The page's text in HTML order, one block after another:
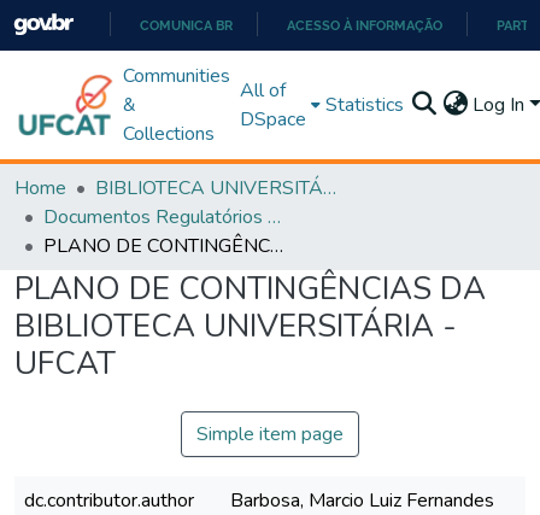
PARA
O
COMUNICA BR ACESSO À INFORMAÇÃO
Communities
&
Collections
All of
DSpace
Statistics Log In
Home
BIBLIOTECA UNIVERSITÁRIA
Documentos Regulatórios e Instruções
PLANO DE CONTINGÊNCIAS DA BIBLIOTECA UNIVERSITÁRIA - UFCAT
PLANO DE CONTINGÊNCIAS DA
BIBLIOTECA UNIVERSITÁRIA -
UFCAT
Simple item page
dc.contributor.author
Barbosa, Marcio Luiz Fernandes